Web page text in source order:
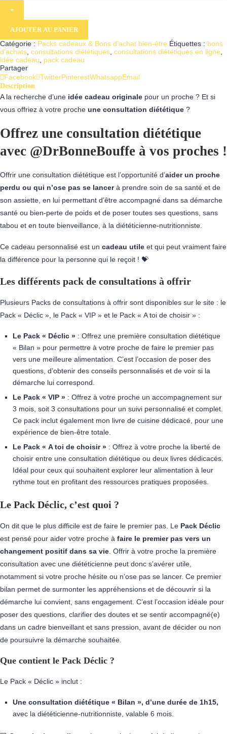
AJOUTER AU PANIER
Catégorie : Packs cadeaux & Bons d'achat bien-être Étiquettes : bons
d'achats consultations diététiques consultations diététiques en ligne
idée cadeau
pack cadeau
Partager
Facebook TwitterPinterestWhatsappEmail
Description
A la recherche d’une idée cadeau originale pour un proche ? Et si
vous offriez à votre proche une consultation diététique ?
Offrez une consultation diététique
avec @DrBonneBouffe à vos proches !
Offrir une consultation diététique est l’opportunité d’aider un proche
perdu ou qui n’ose pas se lancerà prendre soin de sa santé et de
son assiette, en lui permettant d’être accompagné dans sa démarche
santé ou bien-perte de poids et de poser toutes ses questions, sans
tabou et en toute bienveillance, à la diététicienne-nutritionniste.
Ce cadeau personnalisé est un cadeau utile et qui peut vraiment faire
la différence pour la personne qui le reçoit ! 💝
Les différents pack de consultations à offrir
Plusieurs Packs de consultations à offrir sont disponibles sur le site : le
Pack « Déclic », le Pack « VIP » et le Pack « A toi de choisir » :
Le Pack « Déclic » : Offrez une première consultation diététique
« Bilan » pour permettre à votre proche de faire le premier pas
vers une meilleure alimentation. C’est l’occasion de poser des
questions, d’obtenir des conseils personnalisés et de voir si la
démarche lui correspond.
Le Pack « VIP » : Offrez à votre proche un accompagnement sur
3 mois, soit 3 consultations pour un suivi personnalisé et complet.
Ce pack inclut également mon livre de cuisine dédicacé, pour une
expérience de bien-être totale.
Le Pack « A toi de choisir » : Offrez à votre proche la liberté de
choisir entre une consultation diététique ou deux livres dédicacés.
Idéal pour ceux qui souhaitent explorer leur alimentation à leur
rythme tout en profitant des ressources pratiques proposées.
Le Pack Déclic, c’est quoi ?
On dit que le plus difficile est de faire le premier pas. Le Pack Déclic
est pensé pour aider votre proche à faire le premier pas vers un
changement positif dans sa vie . Offrir à votre proche la première
consultation avec une diététicienne peut donc s’avérer utile,
notamment si votre proche hésite ou n’ose pas se lancer. Ce premier
bilan permet de surmonter les appréhensions et de découvrir si la
démarche lui convient, sans engagement. C’est l’occasion idéale pour
poser des questions, clarifier des doutes et se sentir accompagné(e)
dans un cadre bienveillant et sans pression, avant de décider ou non
de poursuivre la démarche souhaitée.
Que contient le Pack Déclic ?
Le Pack « Déclic » inclut :
Une consultation diététique « Bilan », d’une durée de 1h15,
avec la diététicienne-nutritionniste, valable 6 mois.